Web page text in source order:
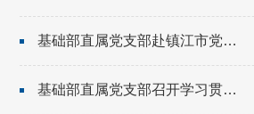
基础部直属党支部赴镇江市党风廉政警示教育基地开展警示教育
基础部直属党支部召开学习贯彻全国教育大会精神和习近平同志《论教育》专题学习会